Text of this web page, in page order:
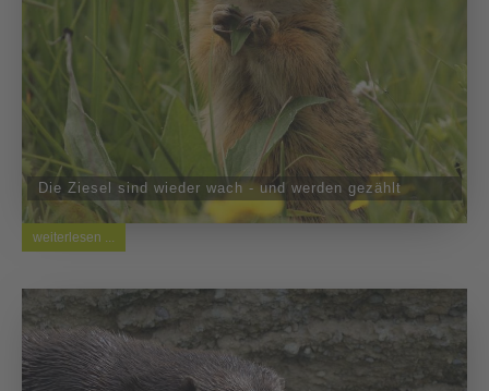
Die Ziesel sind wieder wach - und werden gezählt
weiterlesen ...